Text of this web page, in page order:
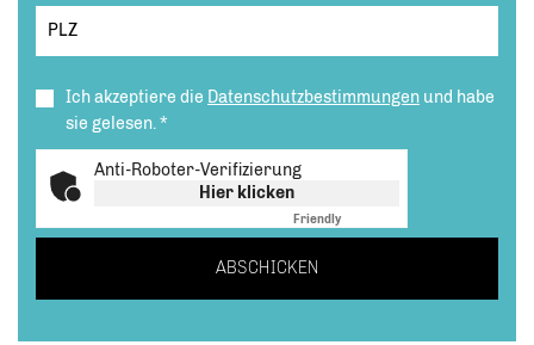
Ich akzeptiere die Datenschutzbestimmungen und habe
sie gelesen.*
Anti-Roboter-Verifizierung
Hier klicken
Friendly
ABSCHICKEN